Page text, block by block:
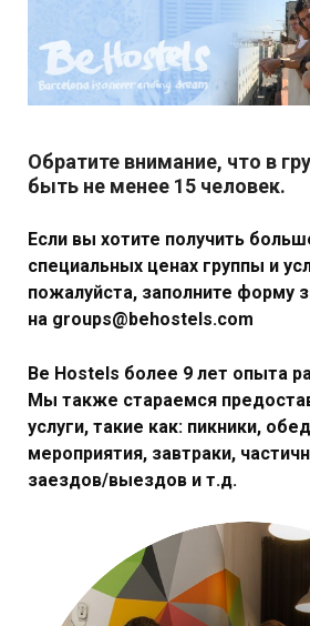
Обратите внимание, что в
быть не менее 15 человек.
Если вы хотите получить
специальных ценах группы и
пожалуйста, заполните форму
на groups@behostels.com
Be Hostels более 9 лет опыта
Мы также стараемся
услуги, такие как: пикники,
мероприятия, завтраки,
заездов/выездов и т.д.